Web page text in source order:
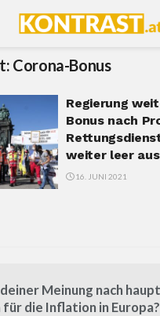
Corona-Bonus
Regierung
Bonus nach
weiter leer aus
16. JUNI 2021
Meinung nach
für die Inflation in Europa?